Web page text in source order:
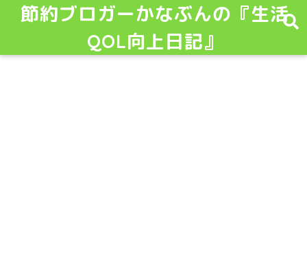
節約ブロガーかなぶんの『生活
QOL向上日記』